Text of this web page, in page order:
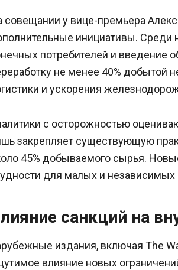
совещании у вице-премьера
инициативы. Среди
потребителей и введение
не менее 40% добытой
и ускорения
с осторожностью
закрепляет существующую
45% добываемого сырья.
для малых и независимых
санкций на
издания, включая The
влияние новых